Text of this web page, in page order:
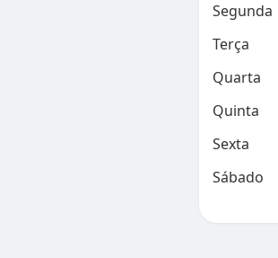
Segunda
Terça
Quarta
Quinta
Sexta
Sábado